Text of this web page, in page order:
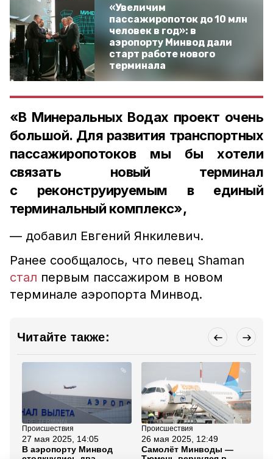
«Увеличим
пассажиропоток до 10 млн
человек в год»: в
аэропорту Минвод дали
старт работе нового
терминала
«В Минеральных Водах проект очень
большой. Для развития транспортных
пассажиропотоков мы бы хотели
связать новый терминал
с реконструируемым в единый
терминальный комплекс»,
— добавил Евгений Янкилевич.
Ранее сообщалось, что певец Shaman
стал первым пассажиром в новом
терминале аэропорта Минвод.
Читайте также:
Происшествия
27 мая 2025, 14:05
В аэропорту Минвод
Происшествия
26 мая 2025, 12:49
Самолёт Минводы —